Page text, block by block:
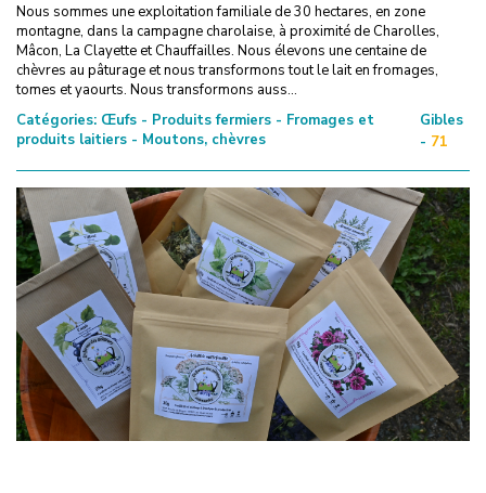
Nous sommes une exploitation familiale de 30 hectares, en zone
montagne, dans la campagne charolaise, à proximité de Charolles,
Mâcon, La Clayette et Chauffailles. Nous élevons une centaine de
chèvres au pâturage et nous transformons tout le lait en fromages,
tomes et yaourts. Nous transformons auss...
Catégories: Œufs - Produits fermiers - Fromages et
produits laitiers - Moutons, chèvres
Gibles
- 71